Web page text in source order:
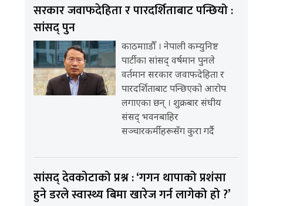
सरकार जवाफदेहिता र पारदर्शिताबाट पन्छियो :
सांसद् पुन
काठमााडौँ । नेपाली कम्युनिष्ट
पार्टीका सांसद् वर्षमान पुनले
वर्तमान सरकार जवाफदेहिता र
पारदर्शिताबाट पन्छिएको आरोप
लगाएका छन् । शुक्रबार संघीय
संसद् भवनबाहिर
सञ्चारकर्मीहरूसँग कुरा गर्दै
सांसद् देवकोटाको प्रश्न : ‘गगन थापाको प्रशंसा
हुने डरले स्वास्थ्य बिमा खारेज गर्न लागेको हो ?’